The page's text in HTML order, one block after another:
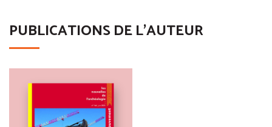
PUBLICATIONS DE L'AUTEUR